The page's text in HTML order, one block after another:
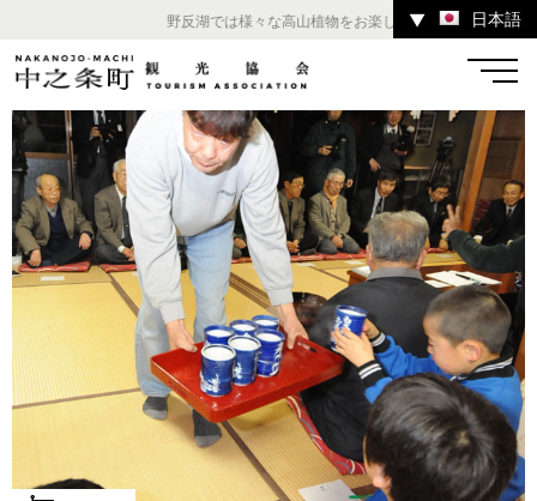
野反湖では様々な高山植物をお楽しみいただけます。 ／
▼ 日本語
温泉 お店 スポット
イベント ツアー
中之条町その他のエリア